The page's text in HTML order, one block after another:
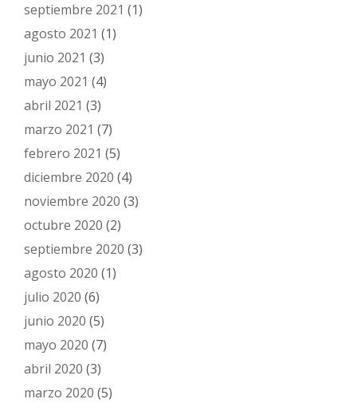
septiembre 2021 (1)
agosto 2021 (1)
junio 2021 (3)
mayo 2021 (4)
abril 2021 (3)
marzo 2021 (7)
febrero 2021 (5)
diciembre 2020 (4)
noviembre 2020 (3)
octubre 2020 (2)
septiembre 2020 (3)
agosto 2020 (1)
julio 2020 (6)
junio 2020 (5)
mayo 2020 (7)
abril 2020 (3)
marzo 2020 (5)